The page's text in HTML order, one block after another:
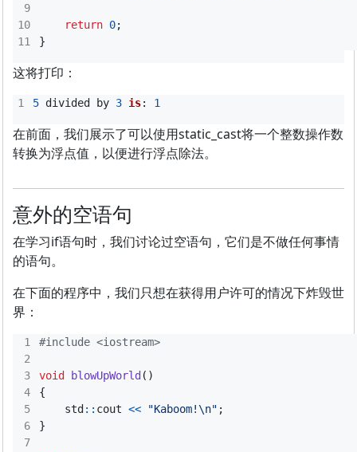
9
10
return 0;
}
这将打印：
5 divided by 3 is: 1
在前面，我们展示了可以使用static_cast将一个整数操作数
转换为浮点值，以便进行浮点除法。
意外的空语句
在学习if语句时，我们讨论过空语句，它们是不做任何事情
的语句。
在下面的程序中，我们只想在获得用户许可的情况下炸毁世
界：
3
4
5
6
7
#include <iostream>
void blowUpWorld ()
{
std :: cout << "Kaboom!\n" ;
}